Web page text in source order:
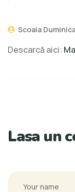
Scoala
Descarcă aici:
Lasa un